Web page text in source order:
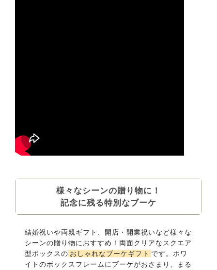
様々なシーンの贈り物に！
記念に残る特別なブーケ
結婚祝いや両親ギフト、開店・開業祝いなど様々な
シーンの贈り物におすすめ！両面クリアなスクエア
型ボックスの おしゃれなブーケギフト です。ホワ
イトのボックスフレームにブーケがおさまり、まる